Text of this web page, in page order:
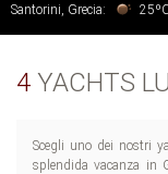
Santorini, Grecia:
4 YACHTS
Scegli uno dei nostri
splendida vacanza in
due varietà Egeo.
riguarda il